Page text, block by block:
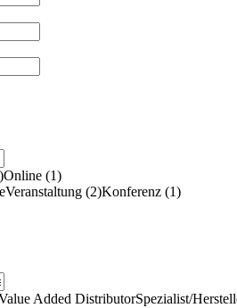
Online (1)
Veranstaltung (2)Konferenz (1)
Added DistributorSpezialist/